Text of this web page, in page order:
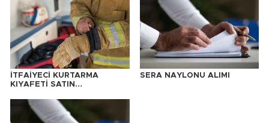
İTFAİYECİ KURTARMA
KIYAFETİ SATIN
SERA NAYLONU ALIMI